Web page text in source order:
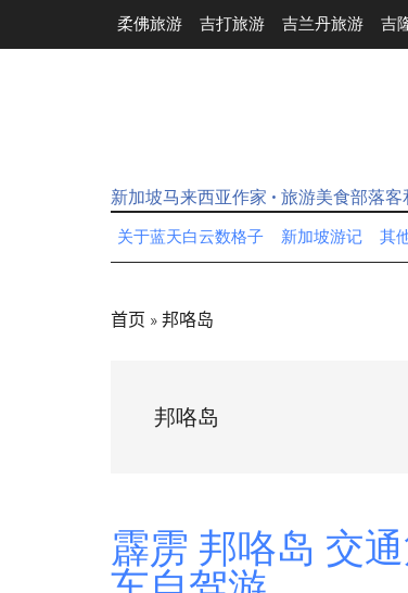
柔佛旅游 吉打旅游 吉兰丹旅游 吉
新加坡马来西亚作家 • 旅游美食部落客
关于蓝天白云数格子 新加坡游记 其
首页 » 邦咯岛
邦咯岛
霹雳 邦咯岛 交